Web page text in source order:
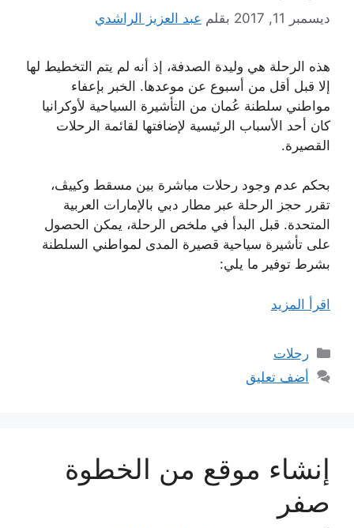
ديسمبر 11, 2017 بقلم عبد العزيز الراشدي
هذه الرحلة هي وليدة الصدفة، إذ أنه لم يتم التخطيط لها
إلا قبل أقل من أسبوع عن موعدها. الخبر بإعفاء
مواطني سلطنة عُمان من التأشيرة السياحية لأوكرانيا
كان أحد الأسباب الرئيسية لإضافتها لقائمة الرحلات
القصيرة.
بحكم عدم وجود رحلات مباشرة بين مسقط وكييڤ،
تقرر حجز الرحلة عبر مطار دبي بالإمارات العربية
المتحدة. قبل البدأ في ملخص الرحلة، يمكن الحصول
على تأشيرة سياحية قصيرة المدى لمواطني السلطنة
بشرط توفير ما يلي:
اقرأ المزيد
التصنيفات
رحلات
أضف تعليق
إنشاء موقع من الخطوة
صفر